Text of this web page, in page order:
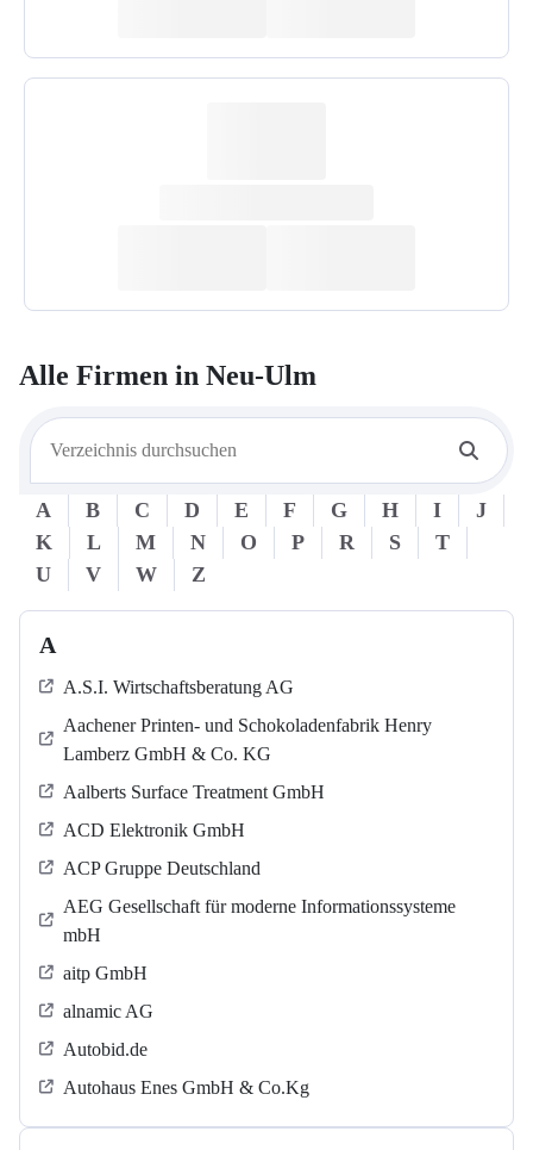
Alle Firmen in Neu-Ulm
A B C D E F G H I
J
K
L M N O P R S
T
U
V W Z
A
A.S.I. Wirtschaftsberatung AG
Aachener Printen- und Schokoladenfabrik Henry
Lamberz GmbH & Co. KG
Aalberts Surface Treatment GmbH
ACD Elektronik GmbH
ACP Gruppe Deutschland
AEG Gesellschaft für moderne Informationssysteme
mbH
aitp GmbH
alnamic AG
Autobid.de
Autohaus Enes GmbH & Co.Kg